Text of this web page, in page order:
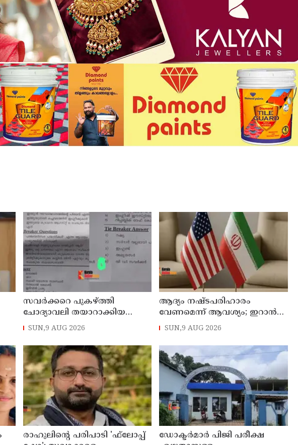
സവര്‍ക്കറെ പുകഴ്ത്തി
ചോദ്യാവലി തയാറാക്കിയ
അധ്യാപകന് സസ്‌പെന്‍ഷന്‍
SUN,9 AUG 2026
ആദ്യം നഷ്ടപരിഹാരം
വേണമെന്ന് ആവശ്യം; ഇറാന്‍
യുഎസ് നയതന്ത്ര നീക്കങ്ങളില്‍
SUN,9 AUG 2026
രാഹുലിന്റെ പരിപാടി 'ഫ്‌ലോപ്പ്
ഡോക്ടര്‍മാര്‍ പിജി പരീക്ഷ